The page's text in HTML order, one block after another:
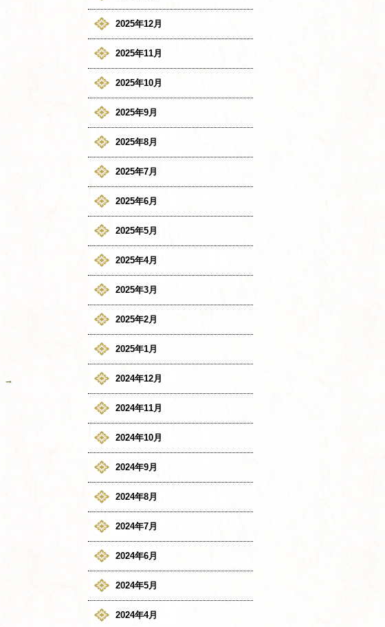
→
2025年12月
2025年11月
2025年10月
2025年9月
2025年8月
2025年7月
2025年6月
2025年5月
2025年4月
2025年3月
2025年2月
2025年1月
2024年12月
2024年11月
2024年10月
2024年9月
2024年8月
2024年7月
2024年6月
2024年5月
2024年4月